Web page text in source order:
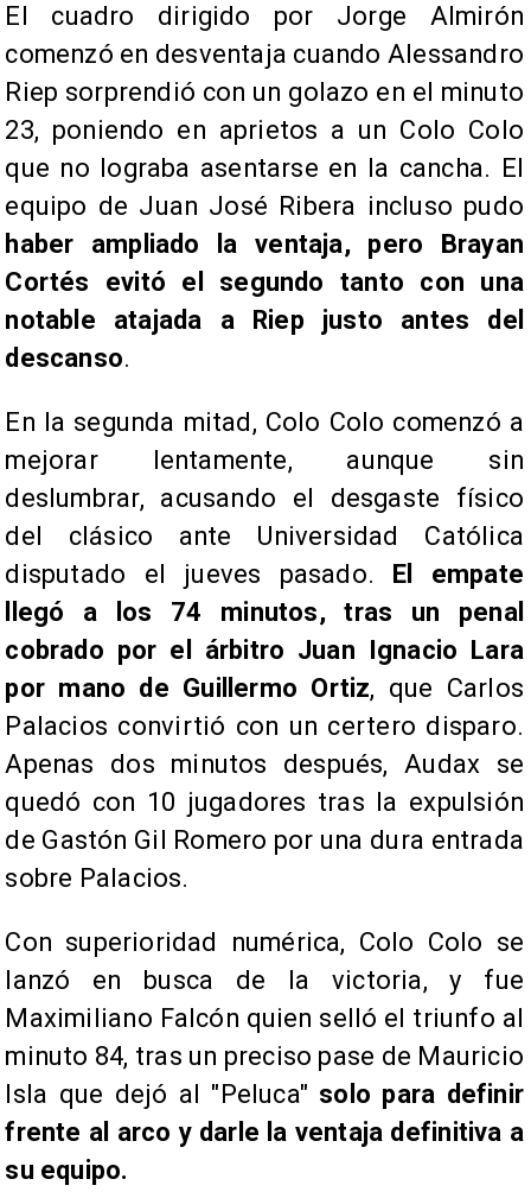
El cuadro dirigido por Jorge Almirón
comenzó en desventaja cuando Alessandro
Riep sorprendió con un golazo en el minuto
23, poniendo en aprietos a un Colo Colo
que no lograba asentarse en la cancha. El
equipo de Juan José Ribera incluso pudo
haber ampliado la ventaja, pero Brayan
Cortés evitó el segundo tanto con una
notable atajada a Riep justo antes del
descanso.
En la segunda mitad, Colo Colo comenzó a
mejorar lentamente, aunque sin
deslumbrar, acusando el desgaste físico
del clásico ante Universidad Católica
disputado el jueves pasado. El empate
llegó a los 74 minutos, tras un penal
cobrado por el árbitro Juan Ignacio Lara
por mano de Guillermo Ortiz, que Carlos
Palacios convirtió con un certero disparo.
Apenas dos minutos después, Audax se
quedó con 10 jugadores tras la expulsión
de Gastón Gil Romero por una dura entrada
sobre Palacios.
Con superioridad numérica, Colo Colo se
lanzó en busca de la victoria, y fue
Maximiliano Falcón quien selló el triunfo al
minuto 84, tras un preciso pase de Mauricio
Isla que dejó al "Peluca" solo para definir
frente al arco y darle la ventaja definitiva a
su equipo.